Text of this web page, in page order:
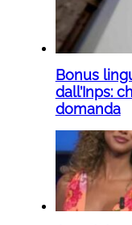
Bonus
dall’Inps:
domanda